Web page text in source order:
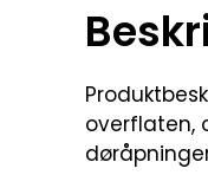
overflaten,